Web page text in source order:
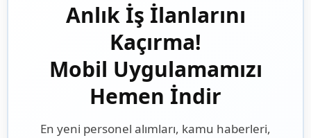
Anlık İş İlanlarını
Kaçırma!
Mobil Uygulamamızı
Hemen İndir
En yeni personel alımları, kamu haberleri,